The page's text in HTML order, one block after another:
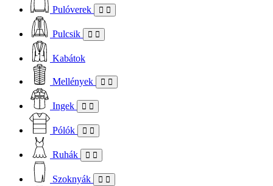
Pulóverek
Pulcsik
Kabátok
Mellények
Ingek
Pólók
Ruhák
Szoknyák